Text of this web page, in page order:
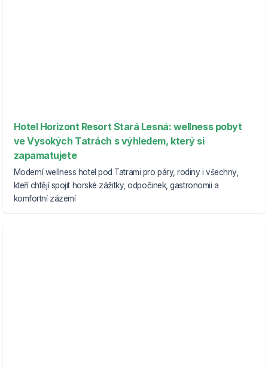
Hotel Horizont Resort Stará Lesná: wellness pobyt
ve Vysokých Tatrách s výhledem, který si
zapamatujete
Moderní wellness hotel pod Tatrami pro páry, rodiny i všechny,
kteří chtějí spojit horské zážitky, odpočinek, gastronomii a
komfortní zázemí